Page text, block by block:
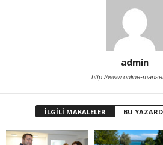
admin
http://www.online-
İLGİLİ MAKALELER BU